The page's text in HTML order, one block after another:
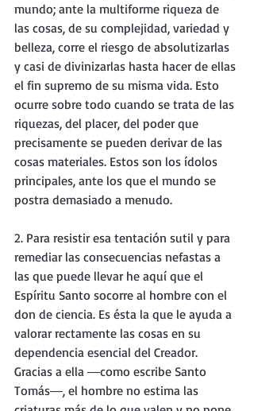
mundo; ante la multiforme riqueza de
las cosas, de su complejidad, variedad y
belleza, corre el riesgo de absolutizarlas
y casi de divinizarlas hasta hacer de ellas
el fin supremo de su misma vida. Esto
ocurre sobre todo cuando se trata de las
riquezas, del placer, del poder que
precisamente se pueden derivar de las
cosas materiales. Estos son los ídolos
principales, ante los que el mundo se
postra demasiado a menudo.
2. Para resistir esa tentación sutil y para
remediar las consecuencias nefastas a
las que puede llevar he aquí que el
Espíritu Santo socorre al hombre con el
don de ciencia. Es ésta la que le ayuda a
valorar rectamente las cosas en su
dependencia esencial del Creador.
Gracias a ella ―como escribe Santo
Tomás―, el hombre no estima las